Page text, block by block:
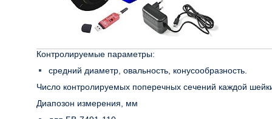
Контролируемые параметры:
средний диаметр, овальность, конусообразность.
Число контролируемых поперечных сечений каждой
Диапозон измерения, мм